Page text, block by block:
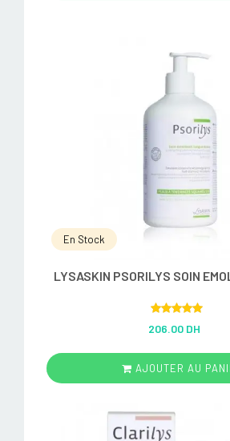
En Stock
LYSASKIN PSORILYS SOIN
out of 5
206.00 DH
AJOUTER AU